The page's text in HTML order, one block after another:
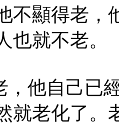
不顯得老，
也就不老。
，他自己已
就老化了。